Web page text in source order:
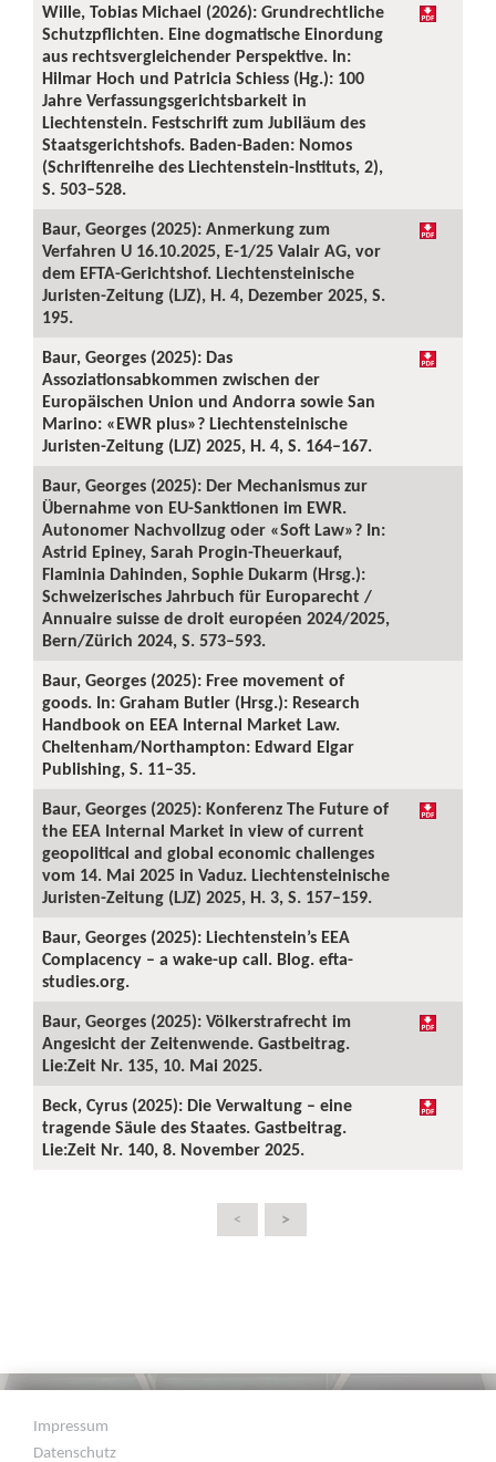
Wille, Tobias Michael (2026): Grundrechtliche
Schutzpflichten. Eine dogmatische Einordung
aus rechtsvergleichender Perspektive. In:
Hilmar Hoch und Patricia Schiess (Hg.): 100
Jahre Verfassungsgerichtsbarkeit in
Liechtenstein. Festschrift zum Jubiläum des
Staatsgerichtshofs. Baden-Baden: Nomos
(Schriftenreihe des Liechtenstein-Instituts, 2),
S. 503–528.
Baur, Georges (2025): Anmerkung zum
Verfahren U 16.10.2025, E-1/25 Valair AG, vor
dem EFTA-Gerichtshof. Liechtensteinische
Juristen-Zeitung (LJZ), H. 4, Dezember 2025, S.
195.
Baur, Georges (2025): Das
Assoziationsabkommen zwischen der
Europäischen Union und Andorra sowie San
Marino: «EWR plus»? Liechtensteinische
Juristen-Zeitung (LJZ) 2025, H. 4, S. 164–167.
Baur, Georges (2025): Der Mechanismus zur
Übernahme von EU-Sanktionen im EWR.
Autonomer Nachvollzug oder «Soft Law»? In:
Astrid Epiney, Sarah Progin-Theuerkauf,
Flaminia Dahinden, Sophie Dukarm (Hrsg.):
Schweizerisches Jahrbuch für Europarecht /
Annuaire suisse de droit européen 2024/2025,
Bern/Zürich 2024, S. 573–593.
Baur, Georges (2025): Free movement of
goods. In: Graham Butler (Hrsg.): Research
Handbook on EEA Internal Market Law.
Cheltenham/Northampton: Edward Elgar
Publishing, S. 11–35.
Baur, Georges (2025): Konferenz The Future of
the EEA Internal Market in view of current
geopolitical and global economic challenges
vom 14. Mai 2025 in Vaduz. Liechtensteinische
Juristen-Zeitung (LJZ) 2025, H. 3, S. 157–159.
Baur, Georges (2025): Liechtenstein’s EEA
Complacency – a wake-up call. Blog. efta-
studies.org.
Baur, Georges (2025): Völkerstrafrecht im
Angesicht der Zeitenwende. Gastbeitrag.
Lie:Zeit Nr. 135, 10. Mai 2025.
Beck, Cyrus (2025): Die Verwaltung – eine
tragende Säule des Staates. Gastbeitrag.
Lie:Zeit Nr. 140, 8. November 2025.
< >
Impressum
Datenschutz